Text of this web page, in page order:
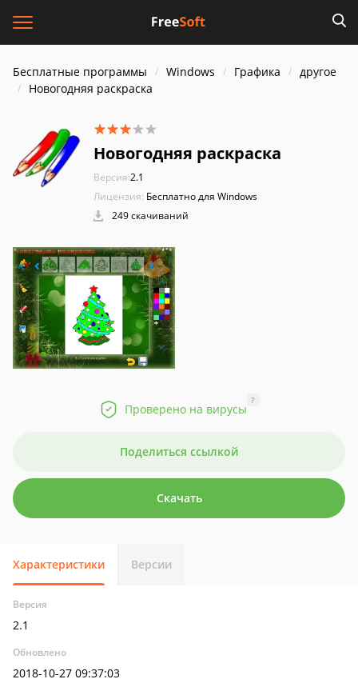
Бесплатные программы Windows Графика
другое
Новогодняя раскраска
Новогодняя раскраска
Версия:2.1
Лицензия: Бесплатно для Windows
249 скачиваний
Проверено на вирусы
?
Поделиться ссылкой
Скачать
Характеристики Версии
Версия
2.1
Обновлено
2018-10-27 09:37:03